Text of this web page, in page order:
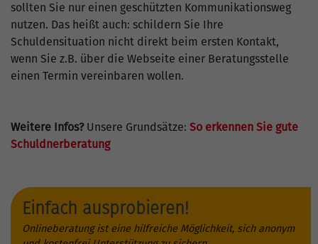
sollten Sie nur einen geschützten Kommunikationsweg
nutzen. Das heißt auch: schildern Sie Ihre
Schuldensituation nicht direkt beim ersten Kontakt,
wenn Sie z.B. über die Webseite einer Beratungsstelle
einen Termin vereinbaren wollen.
Weitere Infos? Unsere Grundsätze: So erkennen Sie gute
Schuldnerberatung
Einfach ausprobieren!
Onlineberatung ist eine hilfreiche Möglichkeit, sich anonym